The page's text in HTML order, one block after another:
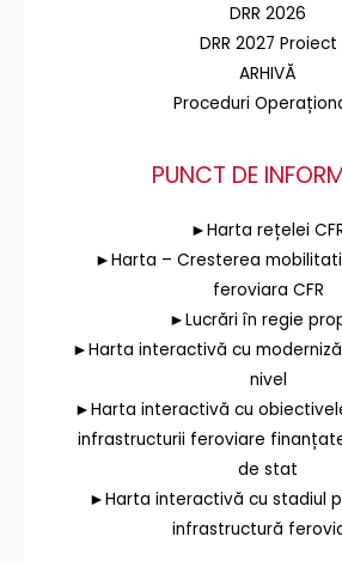
DRR 2026
DRR 2027 Proiect
ARHIVĂ
Proceduri
PUNCT DE
►Harta rețelei
►Harta – Cresterea
feroviara CFR
►Lucrări în regie
►Harta interactivă cu
nivel
►Harta interactivă cu
infrastructurii feroviare
de stat
►Harta interactivă cu stadiul
infrastructură